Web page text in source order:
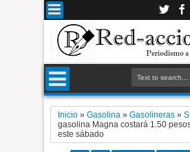
Inicio »Gasolina »Gasolineras »
gasolina Magna costará 1.50
este sábado